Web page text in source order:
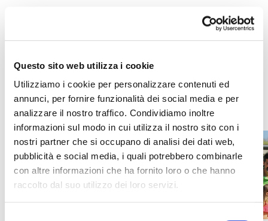
Questo sito web utilizza i cookie
Utilizziamo i cookie per personalizzare contenuti ed
annunci, per fornire funzionalità dei social media e per
analizzare il nostro traffico. Condividiamo inoltre
informazioni sul modo in cui utilizza il nostro sito con i
nostri partner che si occupano di analisi dei dati web,
pubblicità e social media, i quali potrebbero combinarle
con altre informazioni che ha fornito loro o che hanno
raccolto dal suo utilizzo dei loro servizi.
Chiudi la mano destra a pugno e con il palmo della mano
sinistra forma dei cerchi, come nel disegno: tra tutti i segni
cheUlissenormalmente utilizza, questo è il suo preferito.
ama di più. Perché le più emozionanti avventure sono quelle
che hai vissuto insieme alle persone a cui vuoi bene!